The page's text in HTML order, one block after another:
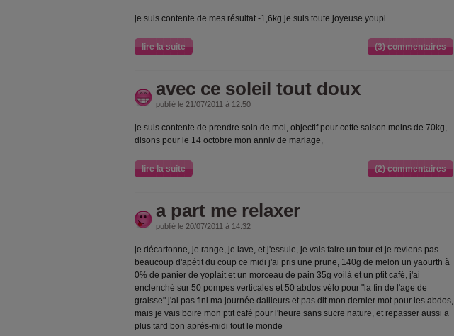
je suis contente de mes résultat -1,6kg je suis toute joyeuse youpi
lire la suite (3) commentaires
avec ce soleil tout doux
publié le 21/07/2011 à 12:50
je suis contente de prendre soin de moi, objectif pour cette saison moins de 70kg,
disons pour le 14 octobre mon anniv de mariage,
lire la suite (2) commentaires
a part me relaxer
publié le 20/07/2011 à 14:32
je décartonne, je range, je lave, et j'essuie, je vais faire un tour et je reviens pas
beaucoup d'apétit du coup ce midi j'ai pris une prune, 140g de melon un yaourth à
0% de panier de yoplait et un morceau de pain 35g voilà et un ptit café, j'ai
enclenché sur 50 pompes verticales et 50 abdos vélo pour "la fin de l'age de
graisse" j'ai pas fini ma journée dailleurs et pas dit mon dernier mot pour les abdos,
mais je vais boire mon ptit café pour l'heure sans sucre nature, et repasser aussi a
plus tard bon aprés-midi tout le monde